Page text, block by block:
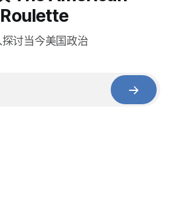
Roulette
探讨当今美国政治